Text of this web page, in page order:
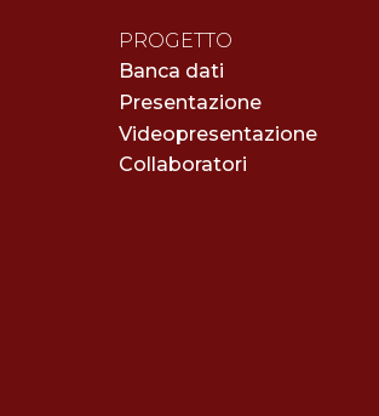
PROGETTO
Banca dati
Presentazione
Videopresentazione
Collaboratori